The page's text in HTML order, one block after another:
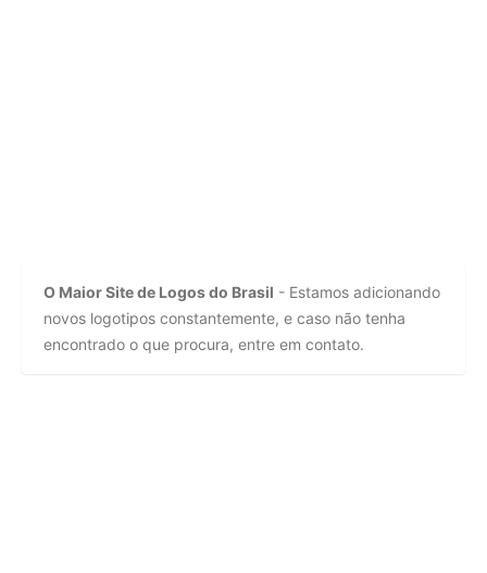
O Maior Site de Logos do Brasil - Estamos adicionando
novos logotipos constantemente, e caso não tenha
encontrado o que procura, entre em contato.